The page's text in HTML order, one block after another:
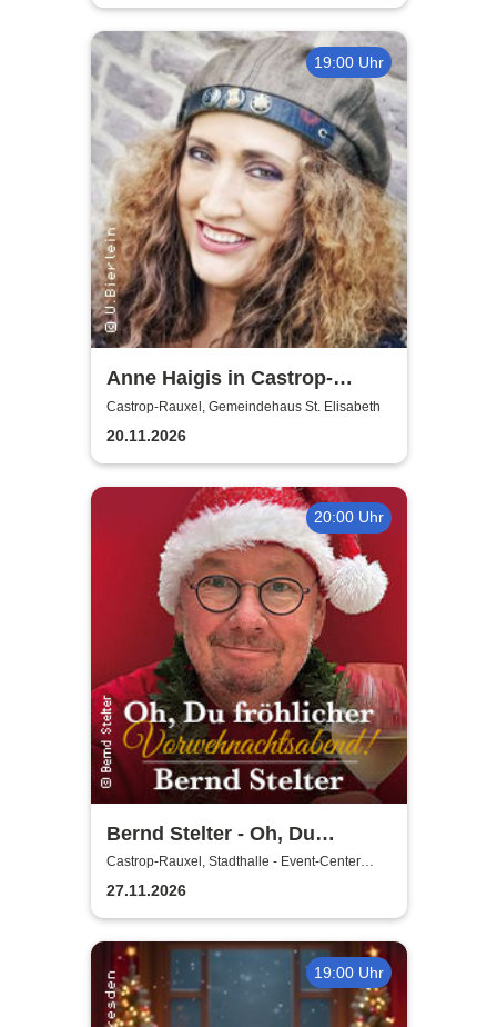
19:00 Uhr
Anne Haigis in Castrop-
Rauxel - Vorprogramm: Lisa
Holtkamp
Castrop-Rauxel, Gemeindehaus St. Elisabeth
20.11.2026
20:00 Uhr
Bernd Stelter - Oh, Du
fröhlicher
Vorweihnachtsabend! 2026
Castrop-Rauxel, Stadthalle - Event-Center
Castrop-Rauxel
27.11.2026
19:00 Uhr